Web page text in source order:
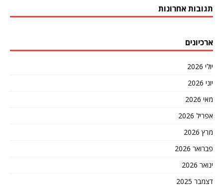
תגובות אחרונות
ארכיונים
יולי 2026
יוני 2026
מאי 2026
אפריל 2026
מרץ 2026
פברואר 2026
ינואר 2026
דצמבר 2025